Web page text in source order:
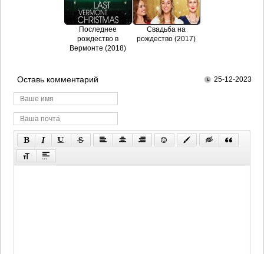
Последнее
рождество в
Вермонте (2018)
Свадьба на
рождество (2017)
Оставь комментарий 25-12-2023